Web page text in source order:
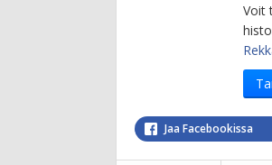
Voit
Jaa Facebookissa